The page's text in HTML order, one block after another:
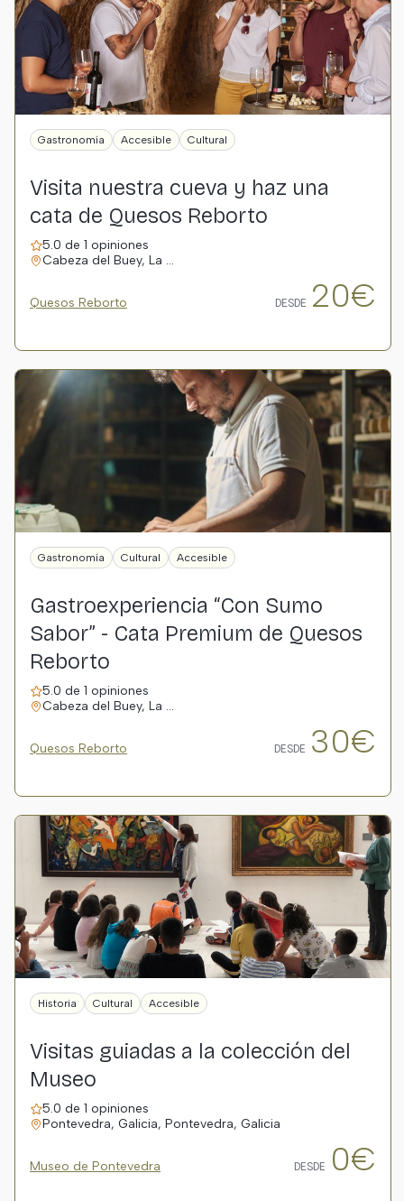
Gastronomía Accesible Cultural
Visita nuestra cueva y haz una
cata de Quesos Reborto
5.0 de 1 opiniones
Cabeza del Buey, La …
Quesos Reborto DESDE 20€
Gastronomía Cultural Accesible
Gastroexperiencia “Con Sumo
Sabor” - Cata Premium de Quesos
Reborto
5.0 de 1 opiniones
Cabeza del Buey, La …
Quesos Reborto DESDE 30€
Historia Cultural Accesible
Visitas guiadas a la colección del
Museo
5.0 de 1 opiniones
Pontevedra, Galicia, Pontevedra, Galicia
Museo de Pontevedra DESDE 0€